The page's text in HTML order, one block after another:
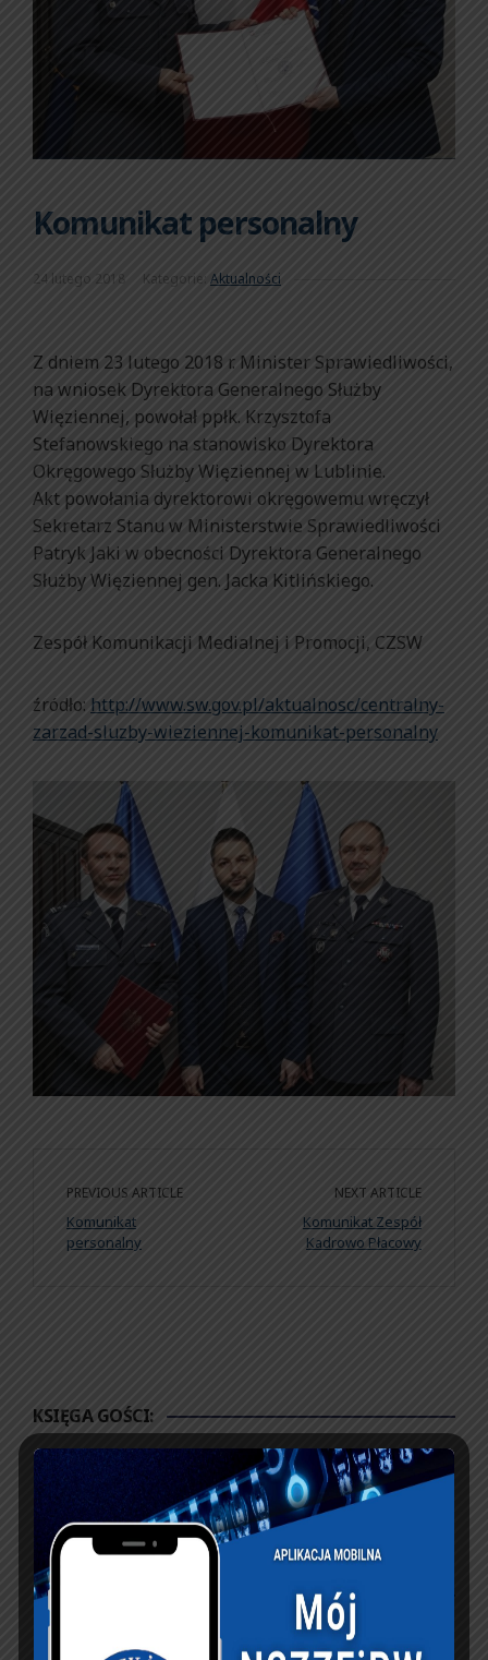
Komunikat personalny
24 lutego 2018 Kategorie: Aktualności
Z dniem 23 lutego 2018 r. Minister Sprawiedliwości,
na wniosek Dyrektora Generalnego Służby
Więziennej, powołał ppłk. Krzysztofa
Stefanowskiego na stanowisko Dyrektora
Okręgowego Służby Więziennej w Lublinie.
Akt powołania dyrektorowi okręgowemu wręczył
Sekretarz Stanu w Ministerstwie Sprawiedliwości
Patryk Jaki w obecności Dyrektora Generalnego
Służby Więziennej gen. Jacka Kitlińskiego.
Zespół Komunikacji Medialnej i Promocji, CZSW
źródło: http://www.sw.gov.pl/aktualnosc/centralny-
zarzad-sluzby-wieziennej-komunikat-personalny
PREVIOUS ARTICLE
Komunikat
personalny
NEXT ARTICLE
Komunikat Zespół
Kadrowo Płacowy
KSIĘGA GOŚCI:
Zobacz księgę
dopisz do księgi
NASZ FACEBOOK